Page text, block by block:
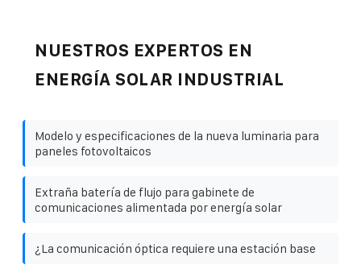
NUESTROS EXPERTOS EN
ENERGÍA SOLAR INDUSTRIAL
Modelo y especificaciones de la nueva luminaria para
paneles fotovoltaicos
Extraña batería de flujo para gabinete de
comunicaciones alimentada por energía solar
¿La comunicación óptica requiere una estación base